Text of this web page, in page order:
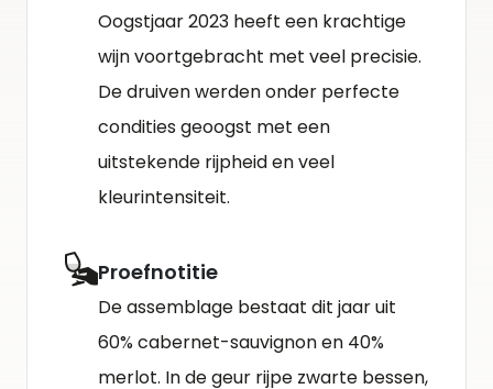
Oogstjaar 2023 heeft een krachtige
wijn voortgebracht met veel precisie.
De druiven werden onder perfecte
condities geoogst met een
uitstekende rijpheid en veel
kleurintensiteit.
Proefnotitie
De assemblage bestaat dit jaar uit
60% cabernet-sauvignon en 40%
merlot. In de geur rijpe zwarte bessen,